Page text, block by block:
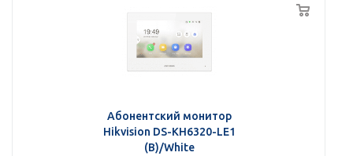
Абонентский монитор
Hikvision DS-KH6320-LE1
(B)/White